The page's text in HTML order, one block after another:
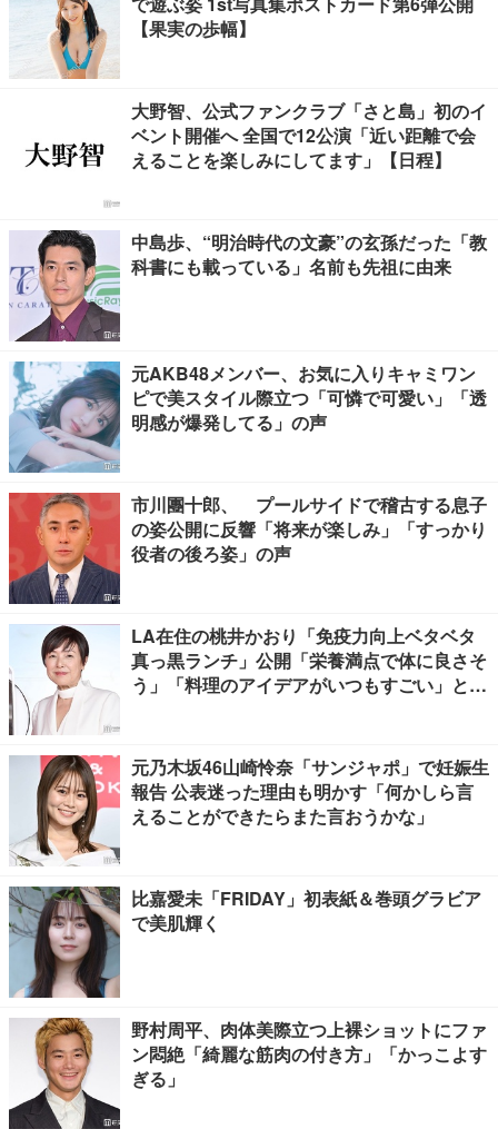
【果実の歩幅】
大野智、公式ファンクラブ「さと島」初のイ
ベント開催へ 全国で12公演「近い距離で会
えることを楽しみにしてます」【日程】
中島歩、“明治時代の文豪”の玄孫だった「教
科書にも載っている」名前も先祖に由来
元AKB48メンバー、お気に入りキャミワン
ピで美スタイル際立つ「可憐で可愛い」「透
明感が爆発してる」の声
市川團十郎、 プールサイドで稽古する息子
の姿公開に反響「将来が楽しみ」「すっかり
役者の後ろ姿」の声
LA在住の桃井かおり「免疫力向上ベタベタ
真っ黒ランチ」公開「栄養満点で体に良さそ
う」「料理のアイデアがいつもすごい」と反
元乃木坂46山崎怜奈「サンジャポ」で妊娠生
報告 公表迷った理由も明かす「何かしら言
えることができたらまた言おうかな」
比嘉愛未「FRIDAY」初表紙＆巻頭グラビア
で美肌輝く
野村周平、肉体美際立つ上裸ショットにファ
ン悶絶「綺麗な筋肉の付き方」「かっこよす
ぎる」